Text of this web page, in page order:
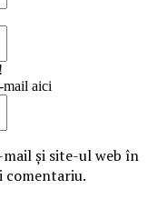
mail aici
mail și site-ul web în
comentariu.